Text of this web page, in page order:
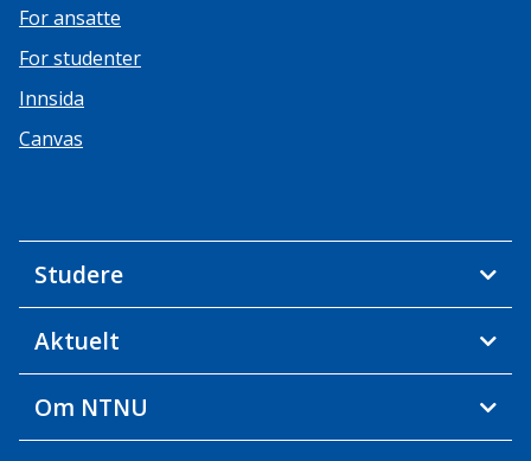
For ansatte
For studenter
Innsida
Canvas
Studere
Aktuelt
Om NTNU